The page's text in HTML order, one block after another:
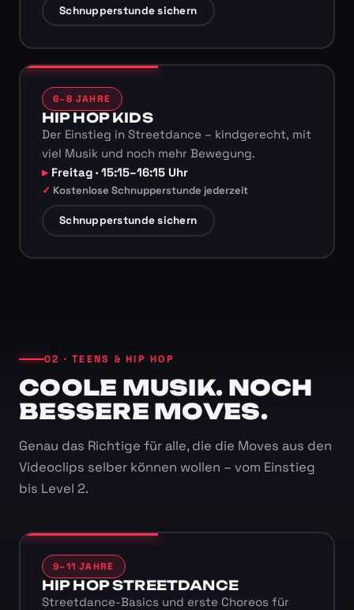
Schnupperstunde sichern
6–8 JAHRE
HIP HOP KIDS
Der Einstieg in Streetdance – kindgerecht, mit
viel Musik und noch mehr Bewegung.
Freitag · 15:15–16:15 Uhr
Kostenlose Schnupperstunde jederzeit
Schnupperstunde sichern
02 · TEENS & HIP HOP
COOLE MUSIK. NOCH
BESSERE MOVES.
Genau das Richtige für alle, die die Moves aus den
Videoclips selber können wollen – vom Einstieg
bis Level 2.
9–11 JAHRE
HIP HOP STREETDANCE
Streetdance-Basics und erste Choreos für